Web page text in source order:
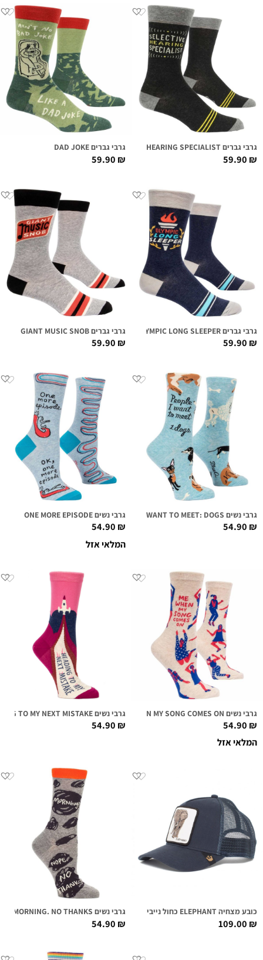
גרבי גברים SELECTIVE HEARING SPECIALIST
59.90₪
גרבי גברים DAD JOKE
59.90₪
גרבי גברים OLYMPIC LONG SLEEPER
59.90₪
גרבי גברים GIANT MUSIC SNOB
59.90₪
גרבי נשים PEOPLE I WANT TO MEET: DOGS
54.90₪
גרבי נשים ONE MORE EPISODE
54.90₪
המלאי אזל
גרבי נשים ME WHEN MY SONG COMES ON
54.90₪
המלאי אזל
גרבי נשים HEADING TO MY NEXT MISTAKE
54.90₪
כובע מצחיה ELEPHANT כחול נייבי
109.00₪
גרבי נשים MORNING. NO THANKS
54.90₪